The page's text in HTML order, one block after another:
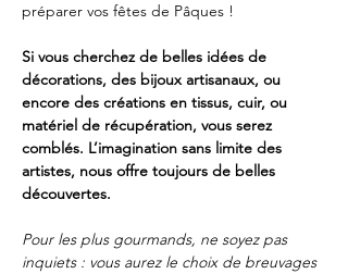
préparer vos fêtes de Pâques !
Si vous cherchez de belles idées de
décorations, des bijoux artisanaux, ou
encore des créations en tissus, cuir, ou
matériel de récupération, vous serez
comblés. L’imagination sans limite des
artistes, nous offre toujours de belles
découvertes.
Pour les plus gourmands, ne soyez pas
inquiets : vous aurez le choix de breuvages